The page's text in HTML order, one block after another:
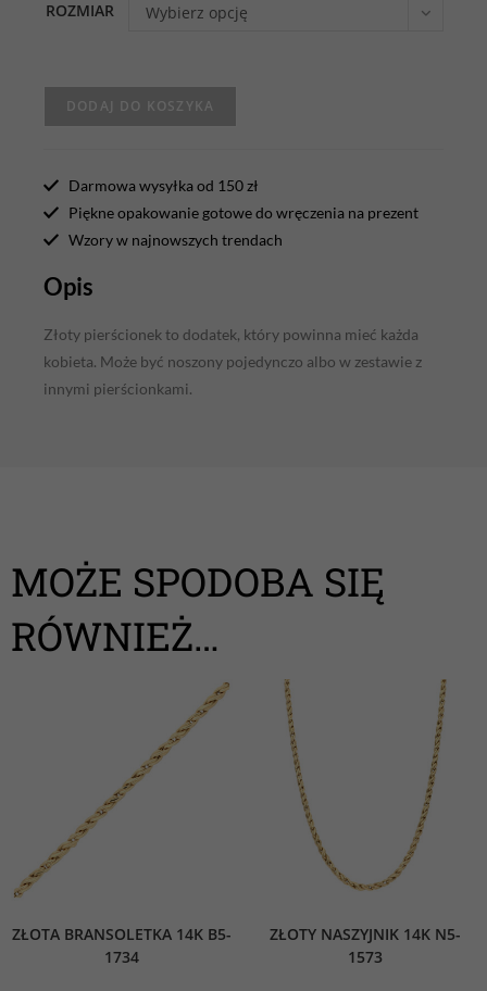
ROZMIAR Wybierz opcję
DODAJ DO KOSZYKA
Darmowa wysyłka od 150 zł
Piękne opakowanie gotowe do wręczenia na prezent
Wzory w najnowszych trendach
Opis
Złoty pierścionek to dodatek, który powinna mieć każda
kobieta. Może być noszony pojedynczo albo w zestawie z
innymi pierścionkami.
MOŻE SPODOBA SIĘ
RÓWNIEŻ…
ZŁOTA BRANSOLETKA 14K B5-
1734
ZŁOTY NASZYJNIK 14K N5-
1573